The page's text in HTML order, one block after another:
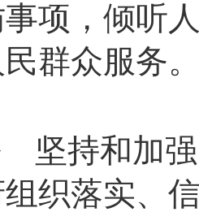
项，倾听
群众服务
坚持和加强
织落实、